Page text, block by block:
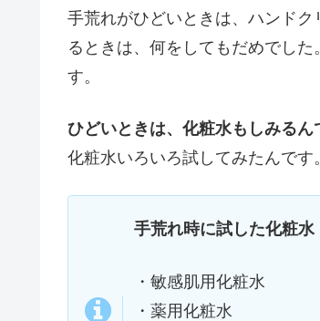
手荒れがひどいときは、ハンド
るときは、何をしてもだめでし
す。
ひどいときは、化粧水もしみるん
化粧水いろいろ試してみたんです。
手荒れ時に試した化粧水
・敏感肌用化粧水
・薬用化粧水